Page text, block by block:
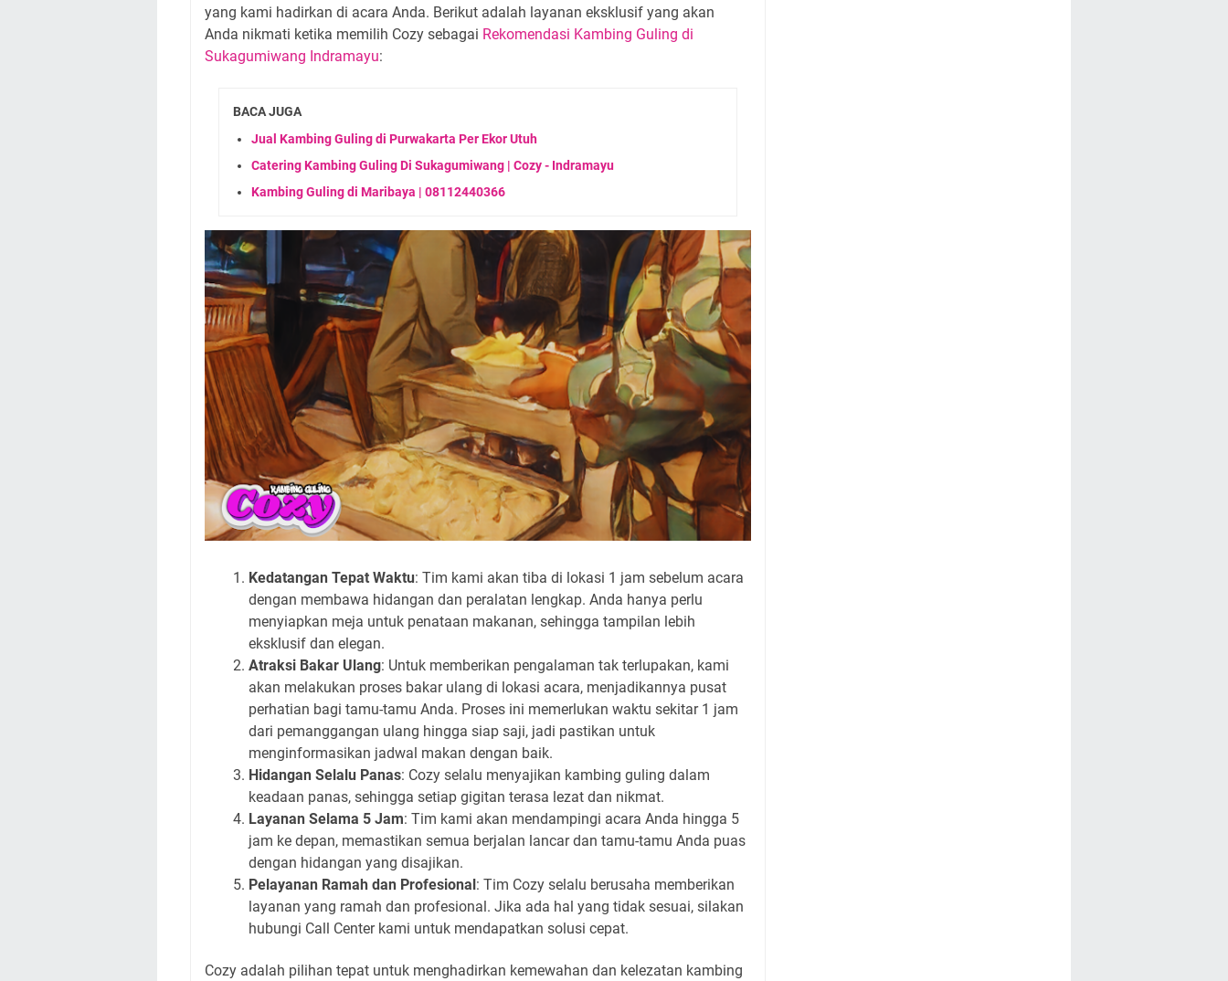
yang kami hadirkan di acara Anda. Berikut adalah layanan eksklusif yang akan
Anda nikmati ketika memilih Cozy sebagai Rekomendasi Kambing Guling di
Sukagumiwang Indramayu:
BACA JUGA
Jual Kambing Guling di Purwakarta Per Ekor Utuh
Catering Kambing Guling Di Sukagumiwang | Cozy - Indramayu
Kambing Guling di Maribaya | 08112440366
Kedatangan Tepat Waktu: Tim kami akan tiba di lokasi 1 jam sebelum acara
dengan membawa hidangan dan peralatan lengkap. Anda hanya perlu
menyiapkan meja untuk penataan makanan, sehingga tampilan lebih
eksklusif dan elegan.
Atraksi Bakar Ulang: Untuk memberikan pengalaman tak terlupakan, kami
akan melakukan proses bakar ulang di lokasi acara, menjadikannya pusat
perhatian bagi tamu-tamu Anda. Proses ini memerlukan waktu sekitar 1 jam
dari pemanggangan ulang hingga siap saji, jadi pastikan untuk
menginformasikan jadwal makan dengan baik.
Hidangan Selalu Panas: Cozy selalu menyajikan kambing guling dalam
keadaan panas, sehingga setiap gigitan terasa lezat dan nikmat.
Layanan Selama 5 Jam: Tim kami akan mendampingi acara Anda hingga 5
jam ke depan, memastikan semua berjalan lancar dan tamu-tamu Anda puas
dengan hidangan yang disajikan.
Pelayanan Ramah dan Profesional : Tim Cozy selalu berusaha memberikan
layanan yang ramah dan profesional. Jika ada hal yang tidak sesuai, silakan
hubungi Call Center kami untuk mendapatkan solusi cepat.
Cozy adalah pilihan tepat untuk menghadirkan kemewahan dan kelezatan kambing